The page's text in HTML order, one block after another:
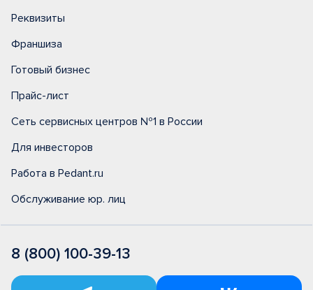
Реквизиты
Франшиза
Готовый бизнес
Прайс-лист
Сеть сервисных центров №1 в России
Для инвесторов
Работа в Pedant.ru
Обслуживание юр. лиц
8 (800) 100-39-13